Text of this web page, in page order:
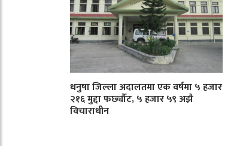
धनुषा जिल्ला अदालतमा एक वर्षमा ५ हजार
२१६ मुद्दा फर्छ्यौट, ५ हजार ५९ अझै
विचाराधीन